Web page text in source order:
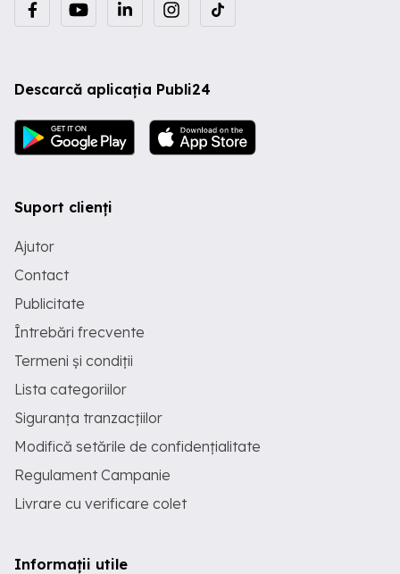
Descarcă aplicația Publi24
Suport clienți
Ajutor
Contact
Publicitate
Întrebări frecvente
Termeni și condiții
Lista categoriilor
Siguranța tranzacțiilor
Modifică setările de confidențialitate
Regulament Campanie
Livrare cu verificare colet
Informații utile